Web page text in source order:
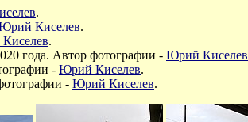
.
Киселев.
.
года. Автор фотографии - Юрий Киселев
- Юрий Киселев.
- Юрий Киселев.